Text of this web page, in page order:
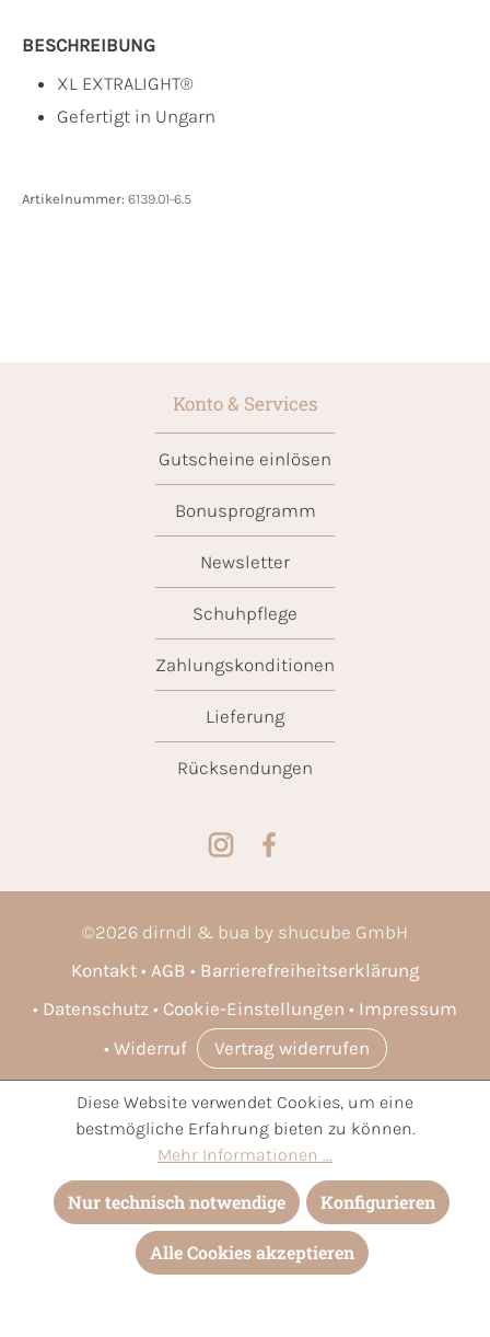
BESCHREIBUNG
XL EXTRALIGHT®
Gefertigt in Ungarn
Artikelnummer: 6139.01-6.5
Konto & Services
Gutscheine einlösen
Bonusprogramm
Newsletter
Schuhpflege
Zahlungskonditionen
Lieferung
Rücksendungen
©2026 dirndl & bua by shucube GmbH
Kontakt
AGB
Barrierefreiheitserklärung
Datenschutz
Cookie-Einstellungen
Impressum
Widerruf
Vertrag widerrufen
* Alle Preise inkl. gesetzl. Mehrwertsteuer zzgl.Versandkosten
und ggf. Nachnahmegebühren, wenn nicht anders angegeben.
Diese Website verwendet Cookies, um eine
bestmögliche Erfahrung bieten zu können.
Mehr Informationen ...
Nur technisch notwendige Konfigurieren
Alle Cookies akzeptieren